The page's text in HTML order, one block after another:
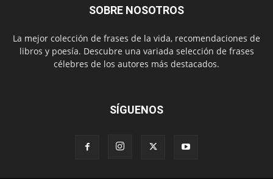
SOBRE NOSOTROS
La mejor colección de frases de la vida, recomendaciones de
libros y poesía. Descubre una variada selección de frases
célebres de los autores más destacados.
SÍGUENOS